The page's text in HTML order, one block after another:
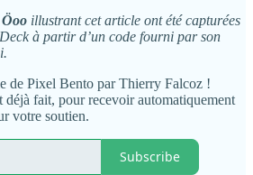
Öoo illustrant cet article ont été capturées
à partir d’un code fourni par son
de Pixel Bento par Thierry Falcoz !
déjà fait, pour recevoir automatiquement
votre soutien.
Subscribe